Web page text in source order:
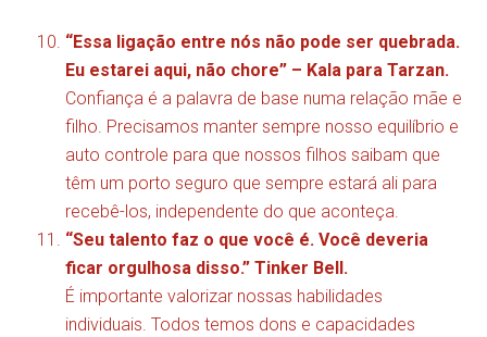
“Essa ligação entre nós não pode ser quebrada.
Eu estarei aqui, não chore” – Kala para Tarzan.
Confiança é a palavra de base numa relação mãe e
filho. Precisamos manter sempre nosso equilíbrio e
auto controle para que nossos filhos saibam que
têm um porto seguro que sempre estará ali para
recebê-los, independente do que aconteça.
“Seu talento faz o que você é. Você deveria
ficar orgulhosa disso.” Tinker Bell.
É importante valorizar nossas habilidades
individuais. Todos temos dons e capacidades